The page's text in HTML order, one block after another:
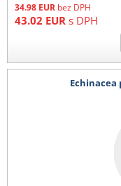
34.98 EUR bez DPH
43.02 EUR s DPH
Echinacea